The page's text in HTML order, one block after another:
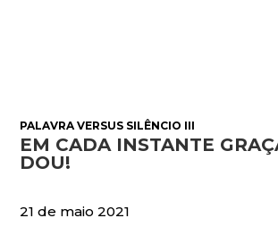
PALAVRA VERSUS SILÊNCIO III
EM CADA INSTANTE
DOU!
21 de maio 2021